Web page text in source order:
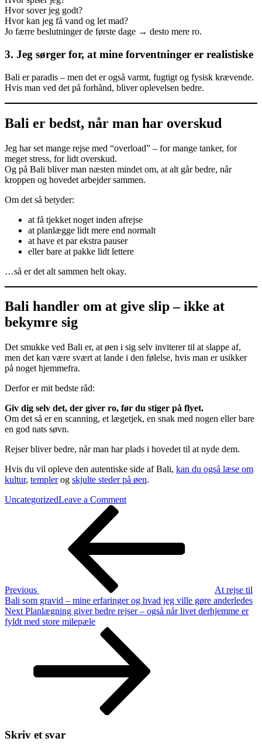
Hvor sover jeg godt?
Hvor kan jeg få vand og let mad?
Jo færre beslutninger de første dage → desto mere ro.
3. Jeg sørger for, at mine forventninger er realistiske
Bali er paradis – men det er også varmt, fugtigt og fysisk krævende.
Hvis man ved det på forhånd, bliver oplevelsen bedre.
Bali er bedst, når man har overskud
Jeg har set mange rejse med “overload” – for mange tanker, for
meget stress, for lidt overskud.
Og på Bali bliver man næsten mindet om, at alt går bedre, når
kroppen og hovedet arbejder sammen.
Om det så betyder:
at få tjekket noget inden afrejse
at planlægge lidt mere end normalt
at have et par ekstra pauser
eller bare at pakke lidt lettere
…så er det alt sammen helt okay.
Bali handler om at give slip – ikke at
bekymre sig
Det smukke ved Bali er, at øen i sig selv inviterer til at slappe af,
men det kan være svært at lande i den følelse, hvis man er usikker
på noget hjemmefra.
Derfor er mit bedste råd:
Giv dig selv det, der giver ro, før du stiger på flyet.
Om det så er en scanning, et lægetjek, en snak med nogen eller bare
en god nats søvn.
Rejser bliver bedre, når man har plads i hovedet til at nyde dem.
Hvis du vil opleve den autentiske side af Bali, kan du også læse om
kultur, templerog skjulte steder på øen.
UncategorizedLeave a Commenton
der
en
længere
Indlægsnavigation
Previous
At rejse til
Bali som gravid – mine erfaringer og hvad jeg ville gøre anderledes
Next
Post
Next Planlægning giver bedre rejser – også når livet derhjemme er
fyldt med store milepæle
Skriv et svar